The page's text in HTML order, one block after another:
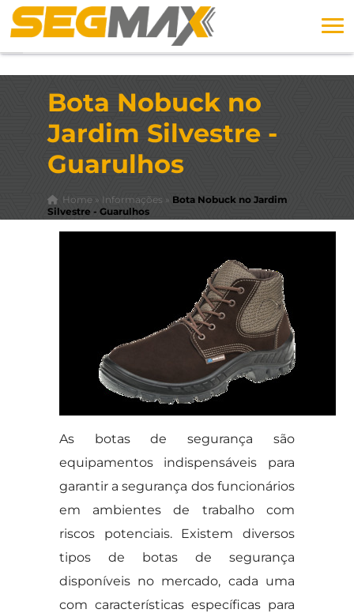
Bota Nobuck no
Jardim Silvestre -
Guarulhos
Home» Informações » Bota Nobuck no Jardim
Silvestre - Guarulhos
As botas de segurança são
equipamentos indispensáveis para
garantir a segurança dos funcionários
em ambientes de trabalho com
riscos potenciais. Existem diversos
tipos de botas de segurança
disponíveis no mercado, cada uma
com características específicas para